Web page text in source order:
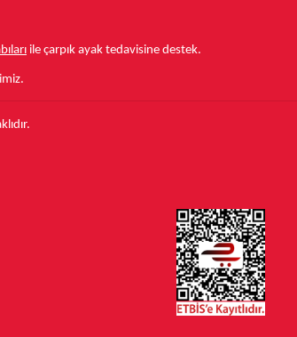
ile çarpık ayak tedavisine destek.